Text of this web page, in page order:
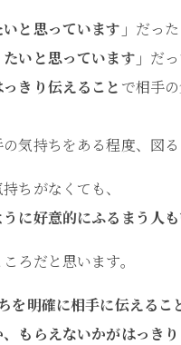
と思っています」 だった
いと思っています」 だ
きり伝えること で相手
気持ちをある程度、図
ちがなくても、
に好意的にふるまう人
ろだと思います。
を明確に相手に伝えるこ
もらえないかがはっき